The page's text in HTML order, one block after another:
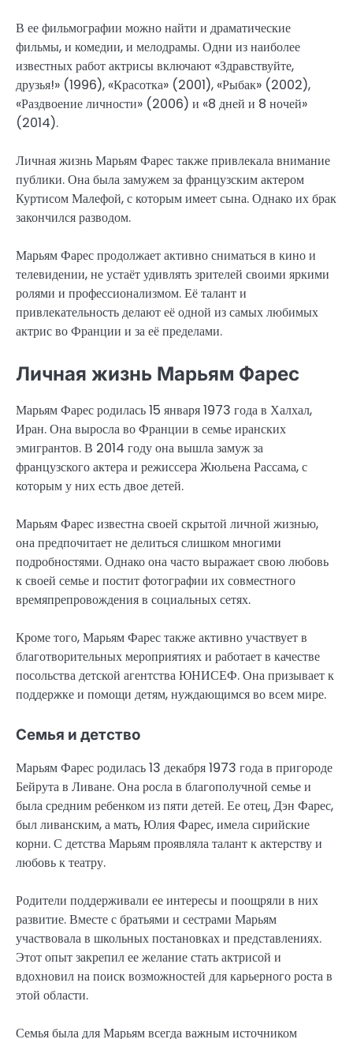
В ее фильмографии можно найти и драматические
фильмы, и комедии, и мелодрамы. Одни из наиболее
известных работ актрисы включают «Здравствуйте,
друзья!» (1996), «Красотка» (2001), «Рыбак» (2002),
«Раздвоение личности» (2006) и «8 дней и 8 ночей»
(2014).
Личная жизнь Марьям Фарес также привлекала внимание
публики. Она была замужем за французским актером
Куртисом Малефой, с которым имеет сына. Однако их брак
закончился разводом.
Марьям Фарес продолжает активно сниматься в кино и
телевидении, не устаёт удивлять зрителей своими яркими
ролями и профессионализмом. Её талант и
привлекательность делают её одной из самых любимых
актрис во Франции и за её пределами.
Личная жизнь Марьям Фарес
Марьям Фарес родилась 15 января 1973 года в Халхал,
Иран. Она выросла во Франции в семье иранских
эмигрантов. В 2014 году она вышла замуж за
французского актера и режиссера Жюльена Рассама, с
которым у них есть двое детей.
Марьям Фарес известна своей скрытой личной жизнью,
она предпочитает не делиться слишком многими
подробностями. Однако она часто выражает свою любовь
к своей семье и постит фотографии их совместного
времяпрепровождения в социальных сетях.
Кроме того, Марьям Фарес также активно участвует в
благотворительных мероприятиях и работает в качестве
посольства детской агентства ЮНИСЕФ. Она призывает к
поддержке и помощи детям, нуждающимся во всем мире.
Семья и детство
Марьям Фарес родилась 13 декабря 1973 года в пригороде
Бейрута в Ливане. Она росла в благополучной семье и
была средним ребенком из пяти детей. Ее отец, Дэн Фарес,
был ливанским, а мать, Юлия Фарес, имела сирийские
корни. С детства Марьям проявляла талант к актерству и
любовь к театру.
Родители поддерживали ее интересы и поощряли в них
развитие. Вместе с братьями и сестрами Марьям
участвовала в школьных постановках и представлениях.
Этот опыт закрепил ее желание стать актрисой и
вдохновил на поиск возможностей для карьерного роста в
этой области.
Семья была для Марьям всегда важным источником